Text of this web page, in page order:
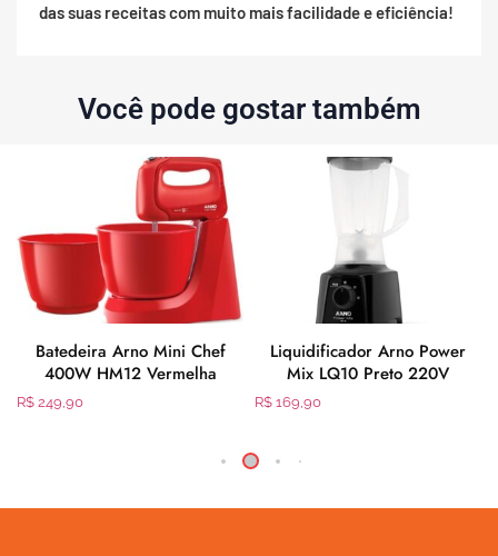
das suas receitas com muito mais facilidade e eficiência!
Você pode gostar também
Batedeira Arno Mini Chef
400W HM12 Vermelha
R$ 249,90
Liquidificador Arno Power
Mix LQ10 Preto 220V
R$ 169,90